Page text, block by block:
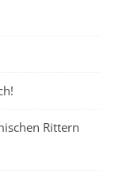
Rittern